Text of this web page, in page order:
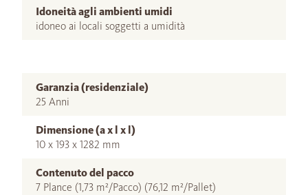
Idoneità agli ambienti umidi
idoneo ai locali soggetti a umidità
Garanzia (residenziale)
25 Anni
Dimensione (a x l x l)
10 x 193 x 1282 mm
Contenuto del pacco
7 Plance (1,73 m²/Pacco) (76,12 m²/Pallet)